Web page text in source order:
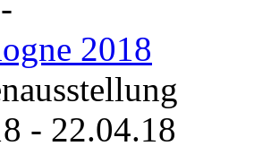
2018
- 22.04.18